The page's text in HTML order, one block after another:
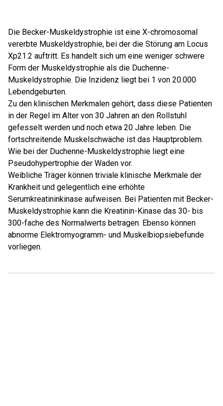
Die Becker-Muskeldystrophie ist eine X-chromosomal
vererbte Muskeldystrophie, bei der die Störung am Locus
Xp21.2 auftritt. Es handelt sich um eine weniger schwere
Form der Muskeldystrophie als die Duchenne-
Muskeldystrophie. Die Inzidenz liegt bei 1 von 20.000
Lebendgeburten.
Zu den klinischen Merkmalen gehört, dass diese Patienten
in der Regel im Alter von 30 Jahren an den Rollstuhl
gefesselt werden und noch etwa 20 Jahre leben. Die
fortschreitende Muskelschwäche ist das Hauptproblem.
Wie bei der Duchenne-Muskeldystrophie liegt eine
Pseudohypertrophie der Waden vor.
Weibliche Träger können triviale klinische Merkmale der
Krankheit und gelegentlich eine erhöhte
Serumkreatininkinase aufweisen. Bei Patienten mit Becker-
Muskeldystrophie kann die Kreatinin-Kinase das 30- bis
300-fache des Normalwerts betragen. Ebenso können
abnorme Elektromyogramm- und Muskelbiopsiebefunde
vorliegen.